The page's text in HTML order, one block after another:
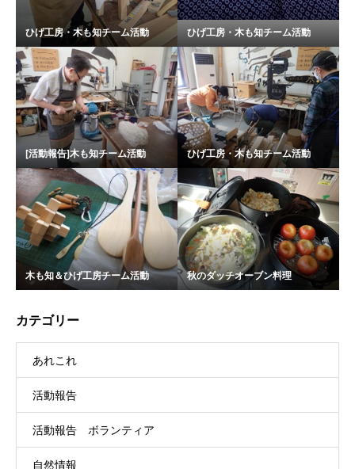
ひげ工房・木も知チーム活動 ひげ工房・木も知チーム活動
[活動報告]木も知チーム活動 ひげ工房・木も知チーム活動
木も知＆ひげ工房チーム活動 秋のダッチオーブン料理
カテゴリー
あれこれ
活動報告
活動報告 ボランティア
自然情報